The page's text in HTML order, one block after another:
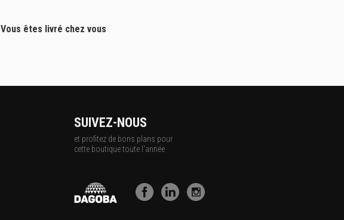
Vous êtes livré chez vous
SUIVEZ-NOUS
et profitez de bons plans pour
cette boutique toute l'année